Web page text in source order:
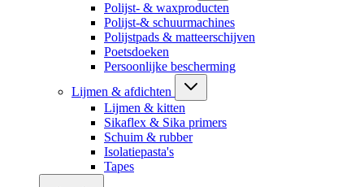
Polijst- & waxproducten
Polijst-& schuurmachines
Polijstpads & matteerschijven
Poetsdoeken
Persoonlijke bescherming
Lijmen & afdichten
Lijmen & kitten
Sikaflex & Sika primers
Schuim & rubber
Isolatiepasta's
Tapes